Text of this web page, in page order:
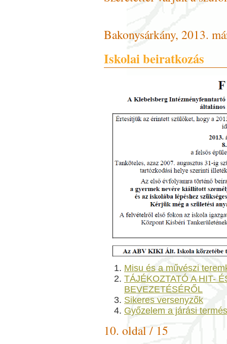
Bakonysárkány, 2013.
Iskolai beiratkozás
Misu és a művészi
TÁJÉKOZTATÓ A HIT-
BEVEZETÉSÉRŐL
Sikeres versenyzők
Győzelem a járási
10. oldal / 15